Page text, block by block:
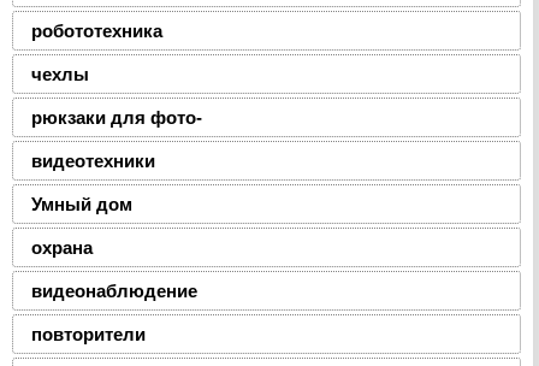
робототехника
чехлы
рюкзаки для фото-
видеотехники
Умный дом
охрана
видеонаблюдение
повторители